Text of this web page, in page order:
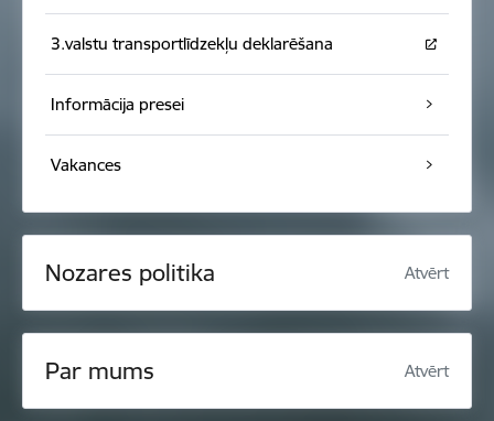
3.valstu transportlīdzekļu deklarēšana
Informācija presei
Vakances
Nozares politika Atvērt
Par mums Atvērt